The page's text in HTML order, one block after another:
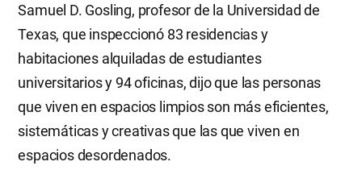
Samuel D. Gosling, profesor de la Universidad de
Texas, que inspeccionó 83 residencias y
habitaciones alquiladas de estudiantes
universitarios y 94 oficinas, dijo que las personas
que viven en espacios limpios son más eficientes,
sistemáticas y creativas que las que viven en
espacios desordenados.